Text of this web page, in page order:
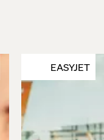
EASYJET